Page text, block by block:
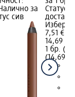
за
сив
Статус
7,51 €
14,69 лв.
1 бр.
(14,69